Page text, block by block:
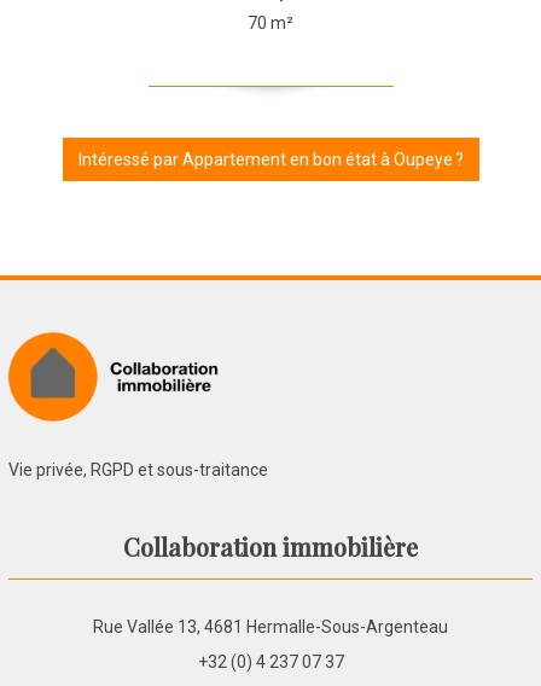
70 m²
Intéressé par Appartement en bon état à Oupeye ?
Vie privée, RGPD et sous-traitance
Collaboration immobilière
Rue Vallée 13, 4681 Hermalle-Sous-Argenteau
+32 (0) 4 237 07 37